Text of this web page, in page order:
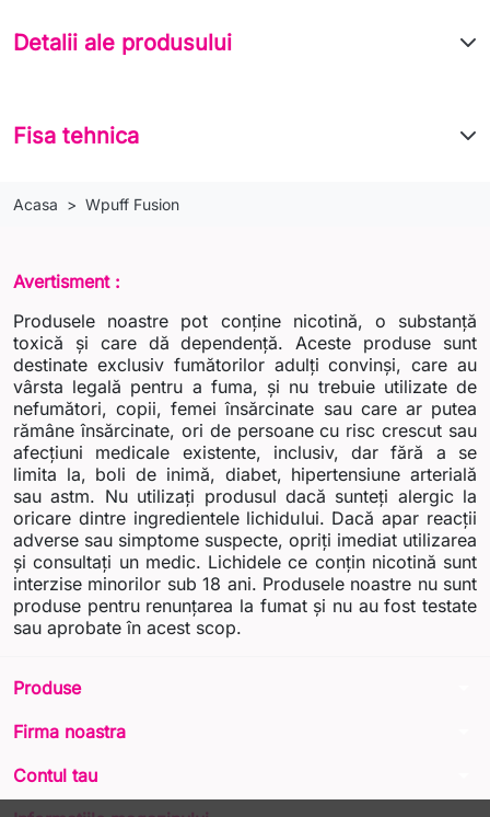
Detalii ale produsului
Fisa tehnica
Acasa Wpuff Fusion
Avertisment :
Produsele noastre pot conține nicotină, o substanță
toxică și care dă dependență. Aceste produse sunt
destinate exclusiv fumătorilor adulți convinși, care au
vârsta legală pentru a fuma, și nu trebuie utilizate de
nefumători, copii, femei însărcinate sau care ar putea
rămâne însărcinate, ori de persoane cu risc crescut sau
afecțiuni medicale existente, inclusiv, dar fără a se
limita la, boli de inimă, diabet, hipertensiune arterială
sau astm. Nu utilizați produsul dacă sunteți alergic la
oricare dintre ingredientele lichidului. Dacă apar reacții
adverse sau simptome suspecte, opriți imediat utilizarea
și consultați un medic. Lichidele ce conțin nicotină sunt
interzise minorilor sub 18 ani. Produsele noastre nu sunt
produse pentru renunțarea la fumat și nu au fost testate
sau aprobate în acest scop.
Produse
Firma noastra
Contul tau